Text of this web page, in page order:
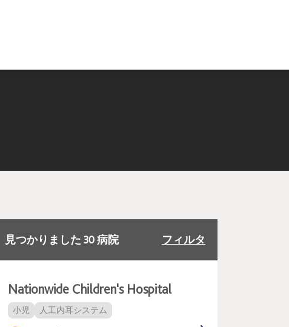
見つかりました 30病院 フィルタ
Nationwide Children's Hospital
小児 人工内耳システム